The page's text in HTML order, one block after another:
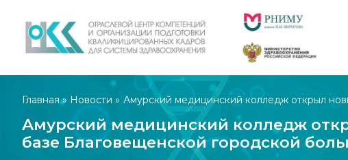
Главная» Новости » Амурский медицинский колледж открыл
Амурский медицинский колледж
базе Благовещенской городской